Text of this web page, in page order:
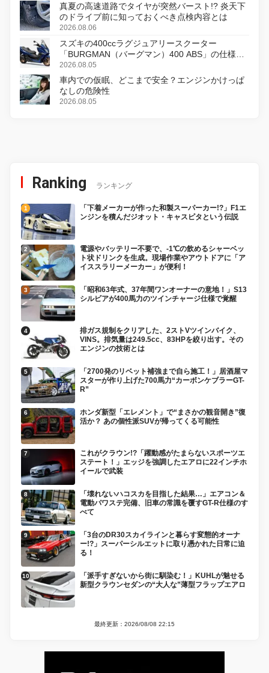
真夏の高速道路でタイヤが突然バースト!? 炎天下
のドライブ前に知っておくべき点検内容とは
2026.08.06
スズキの400ccラグジュアリースクーター
「BURGMAN（バーグマン）400 ABS」の仕様を
変更し、8月18日に発売
2026.08.05
車内での仮眠、どこまで安全？エンジンかけっぱ
なしの危険性
2026.08.05
Ranking ランキング
「下着メーカーが作った和製スーパーカー!?」F1エ
ンジンを積んだジオット・キャスピタという伝説
電源やバッテリー不要で、-1℃の飲めるシャーベッ
ト状ドリンクを生成。現場作業やアウトドアに「ア
イススラリーメーカー」が便利！
「昭和63年式、37年間ワンオーナーの意地！」S13
シルビアが400馬力のツインチャージ仕様で覚醒
排ガス規制をクリアした、2ストVツインバイク、
VINS。排気量は249.5cc、83HPを絞り出す。その
エンジンの技術とは
「2700発のリベット補強まで自ら施工！」居酒屋マ
スターが作り上げた700馬力“カーボンケブラーGT-
R”
ホンダ新型「エレメント」で“まさかの観音開き”復
活か？ あの個性派SUVが帰ってくる可能性
これがクラウン!?「躍動感がたまらないスポーツエ
ステート！」エッジを強調したエアロに22インチホ
イールで武装
「壊れないハコスカを目指した結果…」エアコン＆
電動パワステ完備、旧車の常識を覆すGT-R仕様のす
べて
「3台のDR30スカイラインと暮らす変態的オーナ
ー!?」スーパーシルエットに取り憑かれた日常に迫
る！
「派手すぎないから街に馴染む！」KUHLが魅せる
新型クラウンセダンの“大人な”薄型フラップエアロ
最終更新：2026/08/08 22:15